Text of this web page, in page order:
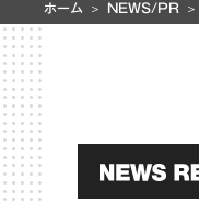
ホーム NEWS/PR